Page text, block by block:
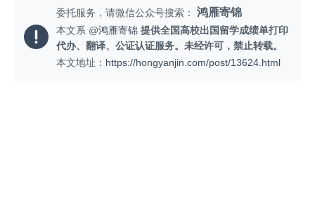
委托服务，请微信公众号搜索： 鸿雁寄锦
本文系 @鸿雁寄锦 提供全国高校出国留学成绩单打印
代办、翻译、公证认证服务。未经许可，禁止转载。
本文地址： https://hongyanjin.com/post/13624.html